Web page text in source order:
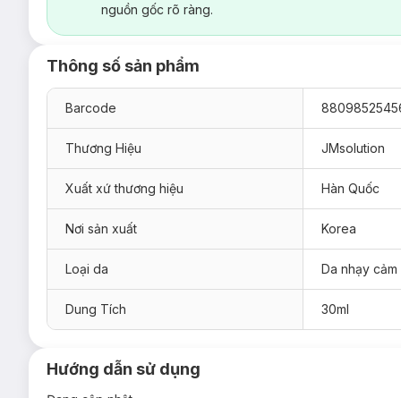
nguồn gốc rõ ràng.
Thông số sản phẩm
Barcode
Thương Hiệu JMsolution
Xuất xứ thương hiệu Hàn Quốc
Nơi sản xuất Korea
Loại da Da nhạy cảm
Dung Tích 30ml
Hướng dẫn sử dụng